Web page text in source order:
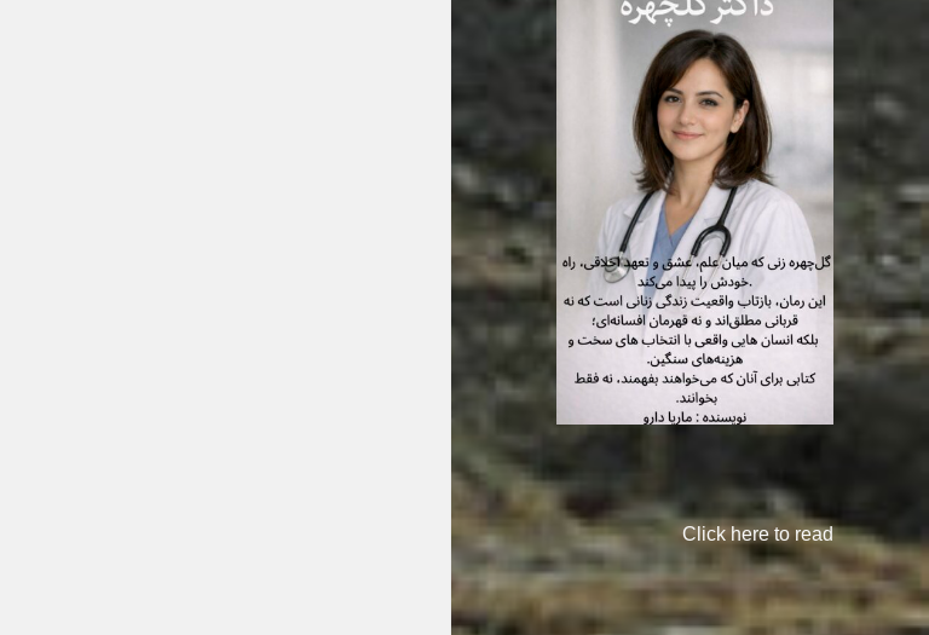
Click here to read